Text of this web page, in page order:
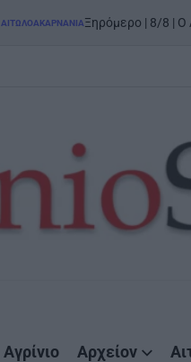
Ξηρόμερο | 8/8 | Ο Αστακός
Αγρίνιο Αρχείον